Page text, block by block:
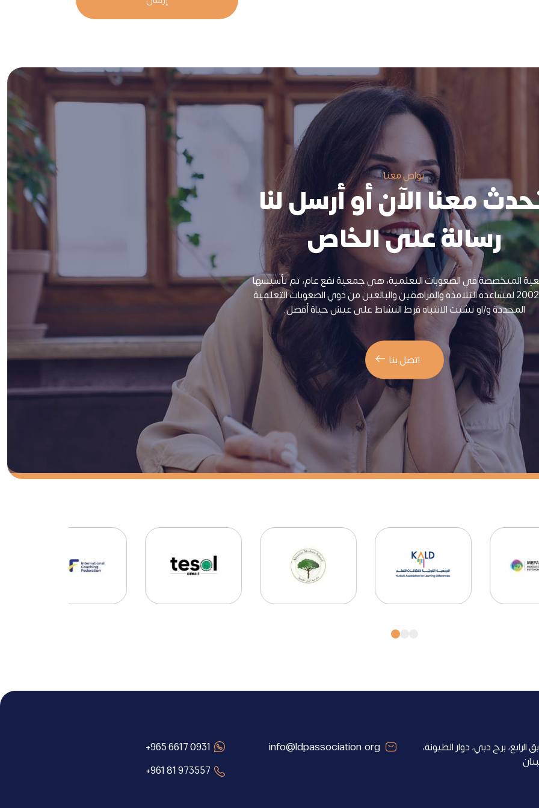
تواص معنا
معنا الآن أو أرسل لنا
رسالة على الخاص
المتخصصة في الصعوبات التعلمية، هي جمعية نفع عام، تم تأسيسها
عام 2002 لمساعدة التلامذة والمراهقين والبالغين من ذوي الصعوبات التعلمية
المحددة و/او تشتت الانتباه فرط النشاط على عيش حياة أفضل.
اتصل بنا
الرابع، برج دبي، دوار الطيونة،
info@ldpassociation.org
+965 6617 0931
+961 81 973557